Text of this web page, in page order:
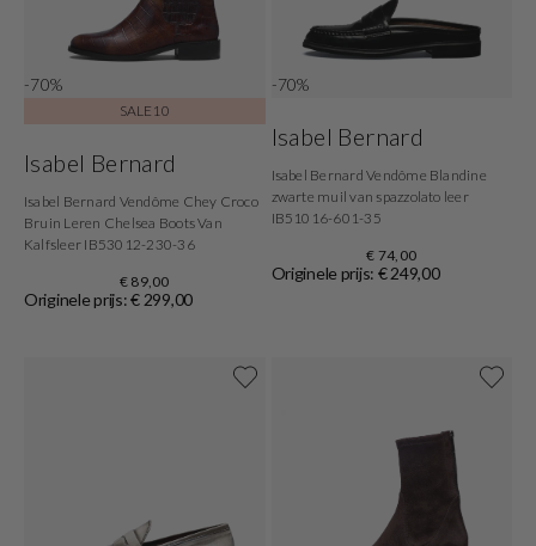
-70%
SALE10
Isabel Bernard
Isabel Bernard Vendôme Chey Croco
Bruin Leren Chelsea Boots Van
Kalfsleer IB53012-230-36
€ 89,00
Originele prijs: € 299,00
-70%
Isabel Bernard
Isabel Bernard Vendôme Blandine
zwarte muil van spazzolato leer
IB51016-601-35
€ 74,00
Originele prijs: € 249,00